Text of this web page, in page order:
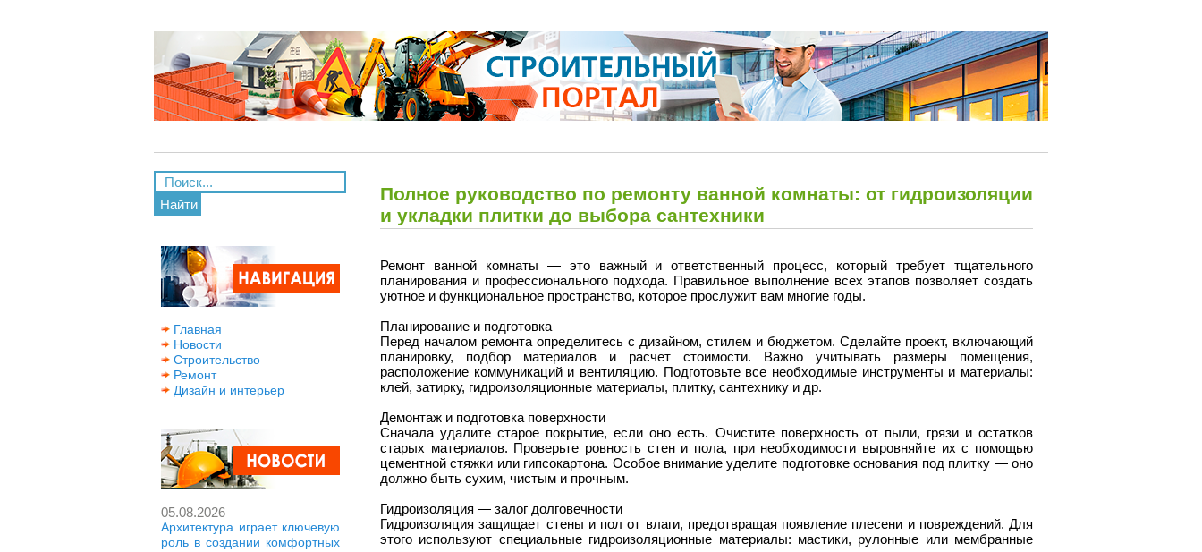
Найти
Главная
Новости
Строительство
Ремонт
Дизайн и интерьер
05.08.2026
Архитектура играет ключевую
роль в создании комфортных
Полное руководство по ремонту ванной комнаты: от гидроизоляции
и укладки плитки до выбора сантехники
Ремонт ванной комнаты — это важный и ответственный процесс, который требует тщательного
планирования и профессионального подхода. Правильное выполнение всех этапов позволяет создать
уютное и функциональное пространство, которое прослужит вам многие годы.
Планирование и подготовка
Перед началом ремонта определитесь с дизайном, стилем и бюджетом. Сделайте проект, включающий
планировку, подбор материалов и расчет стоимости. Важно учитывать размеры помещения,
расположение коммуникаций и вентиляцию. Подготовьте все необходимые инструменты и материалы:
клей, затирку, гидроизоляционные материалы, плитку, сантехнику и др.
Демонтаж и подготовка поверхности
Сначала удалите старое покрытие, если оно есть. Очистите поверхность от пыли, грязи и остатков
старых материалов. Проверьте ровность стен и пола, при необходимости выровняйте их с помощью
цементной стяжки или гипсокартона. Особое внимание уделите подготовке основания под плитку — оно
должно быть сухим, чистым и прочным.
Гидроизоляция — залог долговечности
Гидроизоляция защищает стены и пол от влаги, предотвращая появление плесени и повреждений. Для
этого используют специальные гидроизоляционные материалы: мастики, рулонные или мембранные